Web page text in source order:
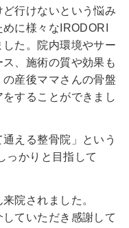
行けないという悩み
に様々なIRODORI
た。院内環境やサー
、施術の質や効果も
産後ママさんの骨盤
することができまし
通える整骨院」という
っかりと目指して
院されました。
ていただき感謝して